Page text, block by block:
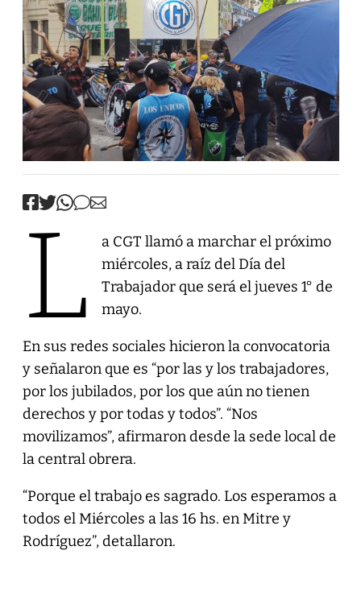
L
a CGT llamó a marchar el próximo
miércoles, a raíz del Día del
Trabajador que será el jueves 1° de
mayo.
En sus redes sociales hicieron la convocatoria
y señalaron que es “por las y los trabajadores,
por los jubilados, por los que aún no tienen
derechos y por todas y todos”. “Nos
movilizamos”, afirmaron desde la sede local de
la central obrera.
“Porque el trabajo es sagrado. Los esperamos a
todos el Miércoles a las 16 hs. en Mitre y
Rodríguez”, detallaron.